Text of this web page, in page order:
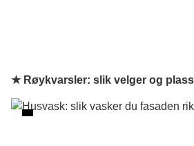
★ Røykvarsler: slik velger og